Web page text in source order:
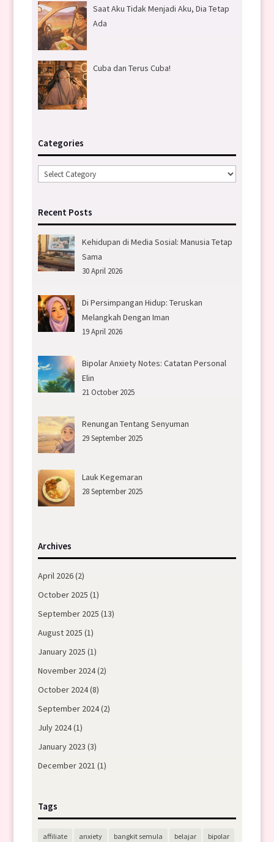
Saat Aku Tidak Menjadi Aku, Dia Tetap
Ada
Cuba dan Terus Cuba!
Categories
Categories
Recent Posts
Kehidupan di Media Sosial: Manusia Tetap
Sama
30 April 2026
Di Persimpangan Hidup: Teruskan
Melangkah Dengan Iman
19 April 2026
Bipolar Anxiety Notes: Catatan Personal
Elin
21 October 2025
Renungan Tentang Senyuman
29 September 2025
Lauk Kegemaran
28 September 2025
Archives
April 2026(2)
October 2025 (1)
September 2025 (13)
August 2025 (1)
January 2025 (1)
November 2024(2)
October 2024(8)
September 2024(2)
July 2024(1)
January 2023 (3)
December 2021 (1)
Tags
affiliate anxiety bangkit semula belajar
bipolar